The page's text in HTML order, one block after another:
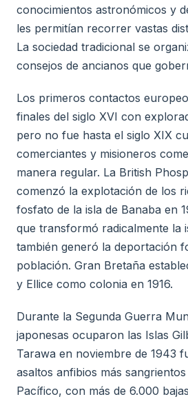
conocimientos astronómicos y
les permitían recorrer vastas
La sociedad tradicional se
consejos de ancianos que
Los primeros contactos
finales del siglo XVI con
pero no fue hasta el siglo XIX
comerciantes y misioneros
manera regular. La British
comenzó la explotación de los
fosfato de la isla de Banaba en
que transformó radicalmente la
también generó la deportación
población. Gran Bretaña
y Ellice como colonia en 1916.
Durante la Segunda Guerra
japonesas ocuparon las Islas
Tarawa en noviembre de 1943
asaltos anfibios más
Pacífico, con más de 6.000